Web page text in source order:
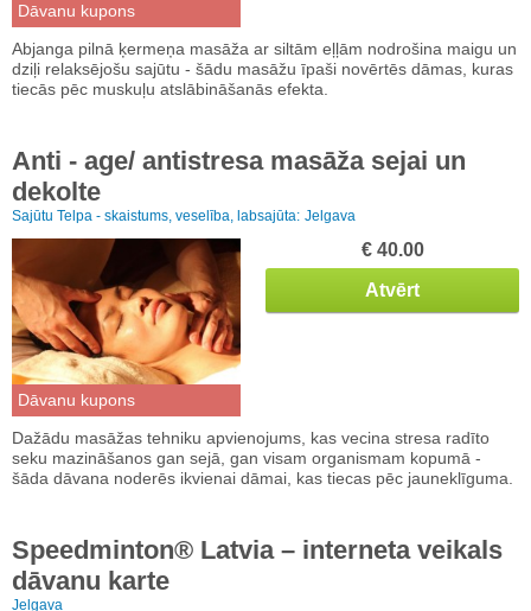
Dāvanu kupons
Abjanga pilnā ķermeņa masāža ar siltām eļļām nodrošina maigu un
dziļi relaksējošu sajūtu - šādu masāžu īpaši novērtēs dāmas, kuras
tiecās pēc muskuļu atslābināšanās efekta.
Anti - age/ antistresa masāža sejai un
dekolte
Sajūtu Telpa - skaistums, veselība, labsajūta: Jelgava
Dāvanu kupons
€ 40.00
Atvērt
Dažādu masāžas tehniku apvienojums, kas vecina stresa radīto
seku mazināšanos gan sejā, gan visam organismam kopumā -
šāda dāvana noderēs ikvienai dāmai, kas tiecas pēc jauneklīguma.
Speedminton® Latvia – interneta veikals
dāvanu karte
Jelgava